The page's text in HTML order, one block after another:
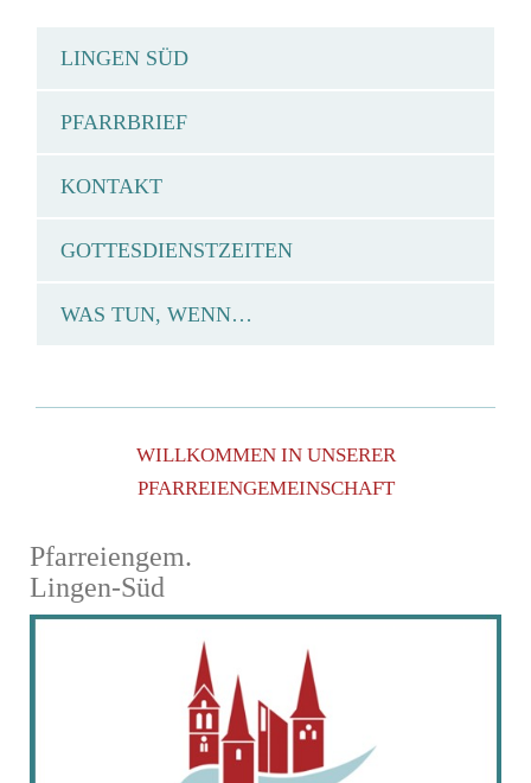
LINGEN SÜD
PFARRBRIEF
KONTAKT
GOTTESDIENSTZEITEN
WAS TUN, WENN…
WILLKOMMEN IN UNSERER
PFARREIENGEMEINSCHAFT
Pfarreiengem.
Lingen-Süd